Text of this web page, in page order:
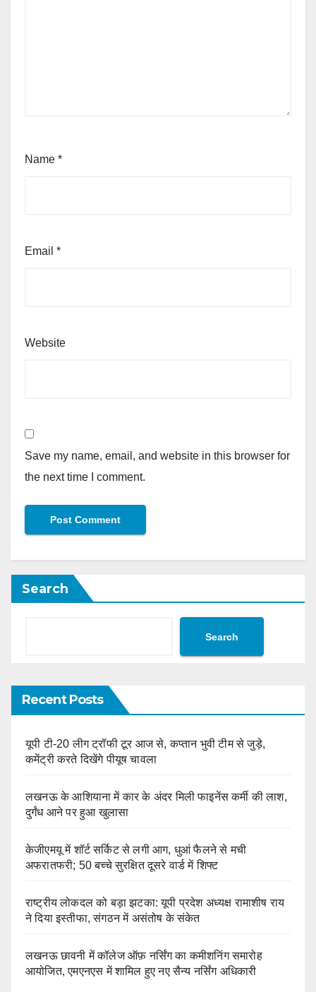
Name *
Email *
Website
Save my name, email, and website in this browser for
the next time I comment.
Search
Search
Recent Posts
यूपी टी-20 लीग ट्रॉफी टूर आज से, कप्तान भुवी टीम से जुड़े,
कमेंट्री करते दिखेंगे पीयूष चावला
लखनऊ के आशियाना में कार के अंदर मिली फाइनेंस कर्मी की लाश,
दुर्गंध आने पर हुआ खुलासा
केजीएमयू में शॉर्ट सर्किट से लगी आग, धुआं फैलने से मची
अफरातफरी; 50 बच्चे सुरक्षित दूसरे वार्ड में शिफ्ट
राष्ट्रीय लोकदल को बड़ा झटका: यूपी प्रदेश अध्यक्ष रामाशीष राय
ने दिया इस्तीफा, संगठन में असंतोष के संकेत
लखनऊ छावनी में कॉलेज ऑफ़ नर्सिंग का कमीशनिंग समारोह
आयोजित, एमएनएस में शामिल हुए नए सैन्य नर्सिंग अधिकारी